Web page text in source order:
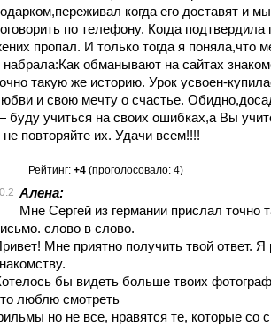
когда его доставят и
по телефону. Когда подтвердила
пропал. И только тогда я поняла,что
набрала:Как обманывают на сайтах
такую же историю. Урок усвоен-
и свою мечту о счастье.
буду учиться на своих ошибках,а Вы
не повторяйте их. Удачи всем!!!!
Рейтинг: +4 (проголосовало: 4)
Алена:
Мне Сергей из германии прислал точно
слово в слово.
Мне приятно получить твой ответ. Я
бы видеть больше твоих
люблю смотреть
но не все, нравятся те, которые со